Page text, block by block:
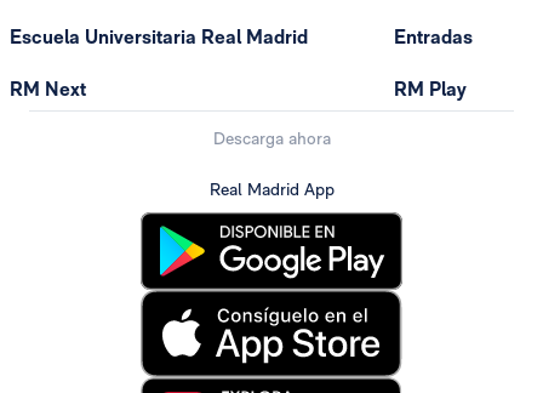
Escuela Universitaria Real Madrid
RM Next
Entradas
RM Play
Descarga ahora
Real Madrid App